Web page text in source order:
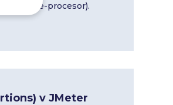
názov pre-procesor).
v JMeter